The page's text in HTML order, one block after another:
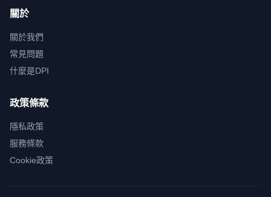
關於
關於我們
常見問題
什麼是DPI
政策條款
隱私政策
服務條款
Cookie政策